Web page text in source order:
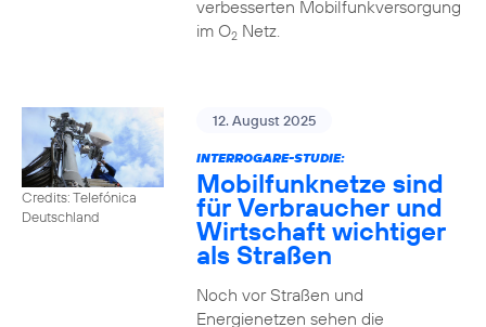
verbesserten Mobilfunkversorgung
im O2Netz.
Credits: Telefónica
Deutschland
12. August 2025
INTERROGARE-STUDIE:
Mobilfunknetze sind
für Verbraucher und
Wirtschaft wichtiger
als Straßen
Noch vor Straßen und
Energienetzen sehen die